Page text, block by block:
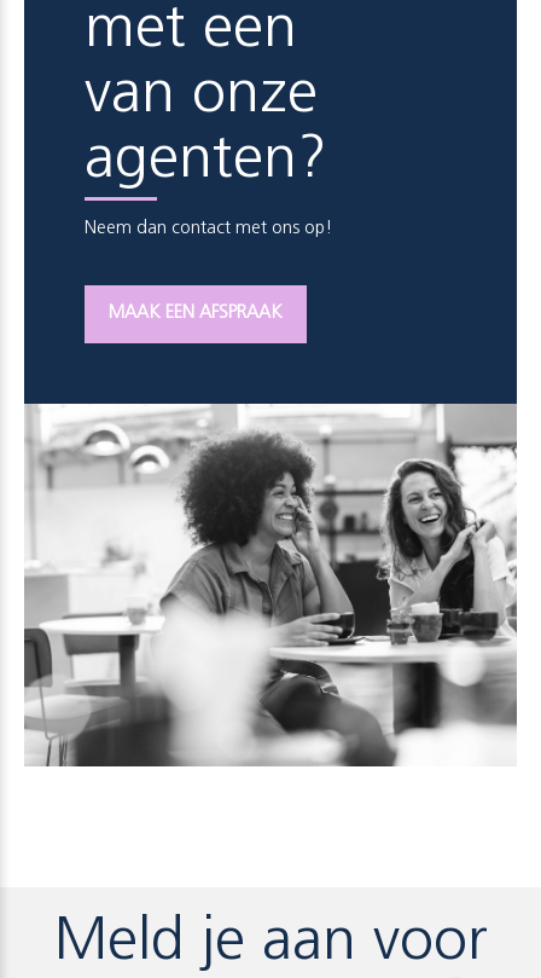
met een
van onze
agenten?
Neem dan contact met ons op!
MAAK EEN AFSPRAAK
Meld je aan voor